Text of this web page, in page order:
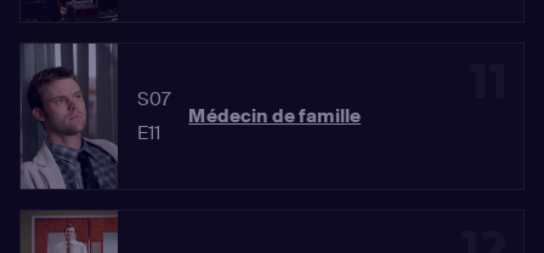
S07
E11
Médecin de famille